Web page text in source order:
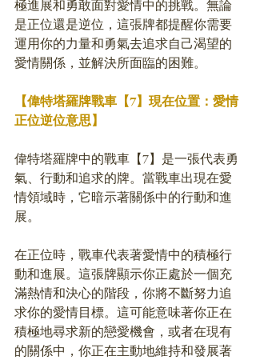
極進展和勇敢面對愛情中的挑戰。無論
是正位還是逆位，這張牌都提醒你需要
運用你的力量和勇氣去追求自己渴望的
愛情關係，並解決所面臨的困難。
【偉特塔羅牌戰車【7】現在位置：愛情
正位逆位意思】
偉特塔羅牌中的戰車【7】是一張代表勇
氣、行動和追求的牌。當戰車出現在愛
情領域時，它暗示著關係中的行動和進
展。
在正位時，戰車代表著愛情中的積極行
動和進展。這張牌顯示你正處於一個充
滿熱情和決心的階段，你將不斷努力追
求你的愛情目標。這可能意味著你正在
積極地尋求新的戀愛機會，或者在現有
的關係中，你正在主動地維持和發展著